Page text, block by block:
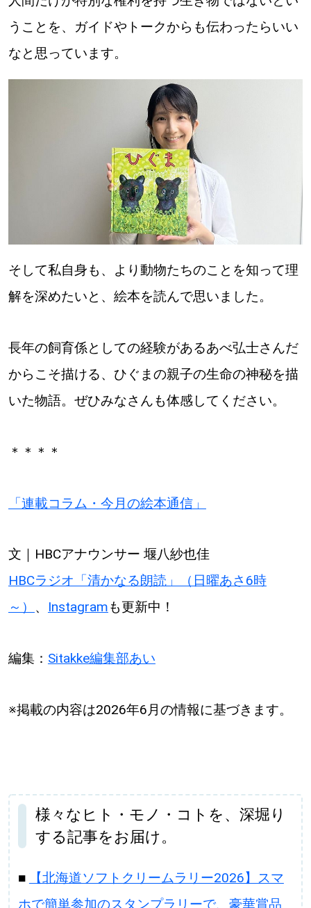
うことを、ガイドやトークからも伝わったらいい
なと思っています。
そして私自身も、より動物たちのことを知って理
解を深めたいと、絵本を読んで思いました。
長年の飼育係としての経験があるあべ弘士さんだ
からこそ描ける、ひぐまの親子の生命の神秘を描
いた物語。ぜひみなさんも体感してください。
＊＊＊＊
「連載コラム・今月の絵本通信」
文｜HBCアナウンサー 堰八紗也佳
HBCラジオ「清かなる朗読」（日曜あさ6時
～） 、 Instagramも更新中！
編集： Sitakke編集部あい
※掲載の内容は2026年6月の情報に基づきます。
様々なヒト・モノ・コトを、深堀り
する記事をお届け。
■
【北海道ソフトクリームラリー2026】スマ
ホで簡単参加のスタンプラリーで、豪華賞品